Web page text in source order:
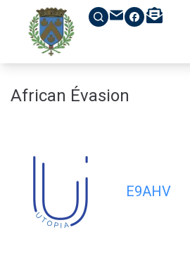
principal
African Évasion
E9AHV